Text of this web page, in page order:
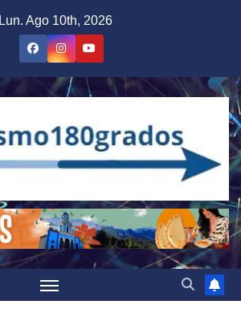
Lun. Ago 10th, 2026